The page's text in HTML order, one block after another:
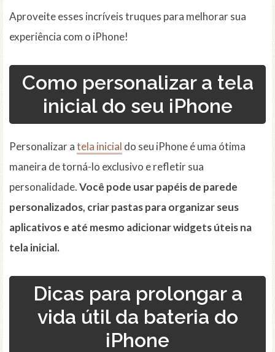
Aproveite esses incríveis truques para melhorar sua
experiência com o iPhone!
Como personalizar a tela
inicial do seu iPhone
Personalizar atela inicial do seu iPhone é uma ótima
maneira de torná-lo exclusivo e refletir sua
personalidade.Você pode usar papéis de parede
personalizados, criar pastas para organizar seus
aplicativos e até mesmo adicionar widgets úteis na
tela inicial.
Dicas para prolongar a
vida útil da bateria do
iPhone